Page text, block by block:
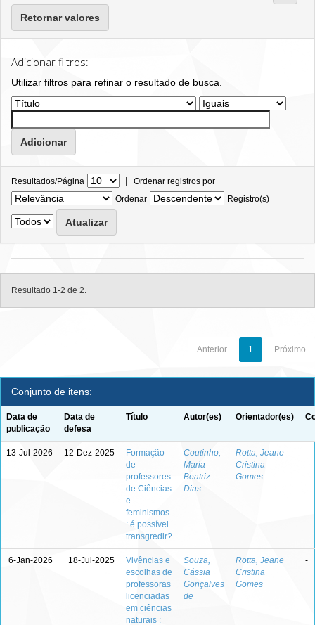
Retornar valores
Adicionar filtros:
Utilizar filtros para refinar o resultado de busca.
Resultados/Página | Ordenar registros por
Ordenar
Registro(s)
Resultado 1-2 de 2.
Anterior 1 Próximo
Conjunto de itens:
Data de
publicação
Data de
defesa
Título Autor(es) Orientador(es)
13-Jul-2026 12-Dez-2025
Formação
de
professores
de Ciências
e
feminismos
: é possível
transgredir?
Coutinho,
Maria
Beatriz
Dias
Rotta, Jeane
Cristina
Gomes
-
6-Jan-2026 18-Jul-2025
Vivências e
escolhas de
professoras
licenciadas
em ciências
naturais :
Souza,
Cássia
Gonçalves
de
Rotta, Jeane
Cristina
Gomes
-